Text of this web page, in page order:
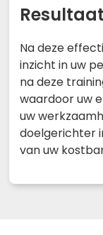
Na deze
inzicht in uw
na deze
waardoor uw
uw
doelgerichter
van uw